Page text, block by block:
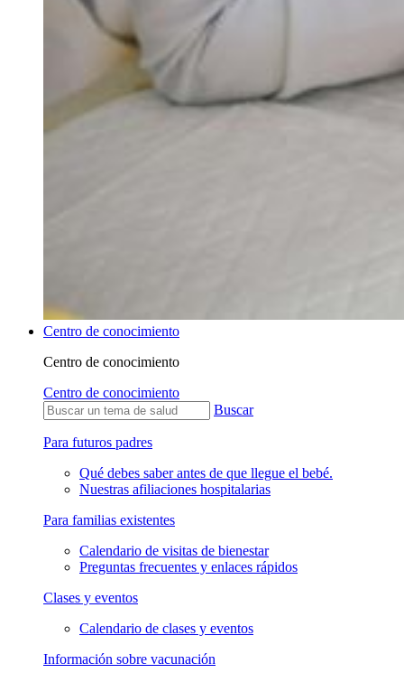
Centro de conocimiento
Centro de conocimiento
Centro de conocimiento
Buscar
Para futuros padres
Qué debes saber antes de que llegue el bebé.
Nuestras afiliaciones hospitalarias
Para familias existentes
Calendario de visitas de bienestar
Preguntas frecuentes y enlaces rápidos
Clases y eventos
Calendario de clases y eventos
Información sobre vacunación